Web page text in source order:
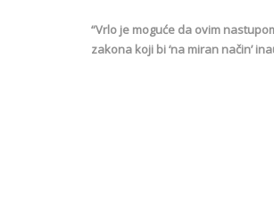
“Vrlo je moguće da ovim
zakona koji bi ‘na miran način’